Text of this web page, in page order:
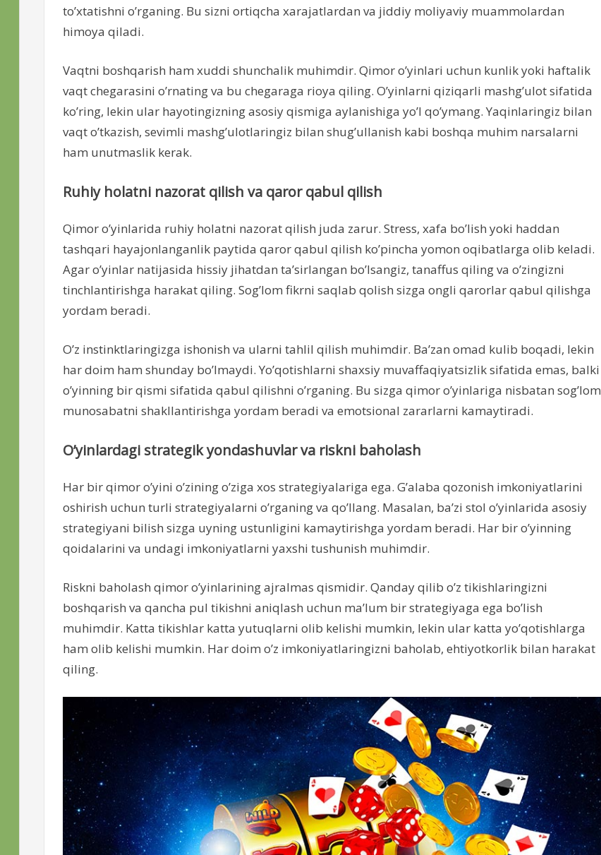
to’xtatishni o’rganing. Bu sizni ortiqcha xarajatlardan va jiddiy moliyaviy muammolardan
himoya qiladi.
Vaqtni boshqarish ham xuddi shunchalik muhimdir. Qimor o’yinlari uchun kunlik yoki haftalik
vaqt chegarasini o’rnating va bu chegaraga rioya qiling. O’yinlarni qiziqarli mashg’ulot sifatida
ko’ring, lekin ular hayotingizning asosiy qismiga aylanishiga yo’l qo’ymang. Yaqinlaringiz bilan
vaqt o’tkazish, sevimli mashg’ulotlaringiz bilan shug’ullanish kabi boshqa muhim narsalarni
ham unutmaslik kerak.
Ruhiy holatni nazorat qilish va qaror qabul qilish
Qimor o’yinlarida ruhiy holatni nazorat qilish juda zarur. Stress, xafa bo’lish yoki haddan
tashqari hayajonlanganlik paytida qaror qabul qilish ko’pincha yomon oqibatlarga olib keladi.
Agar o’yinlar natijasida hissiy jihatdan ta’sirlangan bo’lsangiz, tanaffus qiling va o’zingizni
tinchlantirishga harakat qiling. Sog’lom fikrni saqlab qolish sizga ongli qarorlar qabul qilishga
yordam beradi.
O’z instinktlaringizga ishonish va ularni tahlil qilish muhimdir. Ba’zan omad kulib boqadi, lekin
har doim ham shunday bo’lmaydi. Yo’qotishlarni shaxsiy muvaffaqiyatsizlik sifatida emas, balki
o’yinning bir qismi sifatida qabul qilishni o’rganing. Bu sizga qimor o’yinlariga nisbatan sog’lom
munosabatni shakllantirishga yordam beradi va emotsional zararlarni kamaytiradi.
O’yinlardagi strategik yondashuvlar va riskni baholash
Har bir qimor o’yini o’zining o’ziga xos strategiyalariga ega. G’alaba qozonish imkoniyatlarini
oshirish uchun turli strategiyalarni o’rganing va qo’llang. Masalan, ba’zi stol o’yinlarida asosiy
strategiyani bilish sizga uyning ustunligini kamaytirishga yordam beradi. Har bir o’yinning
qoidalarini va undagi imkoniyatlarni yaxshi tushunish muhimdir.
Riskni baholash qimor o’yinlarining ajralmas qismidir. Qanday qilib o’z tikishlaringizni
boshqarish va qancha pul tikishni aniqlash uchun ma’lum bir strategiyaga ega bo’lish
muhimdir. Katta tikishlar katta yutuqlarni olib kelishi mumkin, lekin ular katta yo’qotishlarga
ham olib kelishi mumkin. Har doim o’z imkoniyatlaringizni baholab, ehtiyotkorlik bilan harakat
qiling.